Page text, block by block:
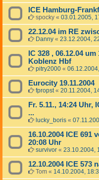
ICE Hamburg-
spocky « 03.01.2005,
22.12.04 im RE
Danny « 23.12.2004,
IC 328 , 06.12.04
Koblenz Hbf
pitry2000 «
Eurocity 19.11.2004
fpropst« 20.11.2004,
Fr. 5.11., 14:24 Uhr,
...
lucky_boris «
16.10.2004 ICE 691
20:08 Uhr
survivor « 23.10.2004,
12.10.2004 ICE 573
Tom « 14.10.2004,